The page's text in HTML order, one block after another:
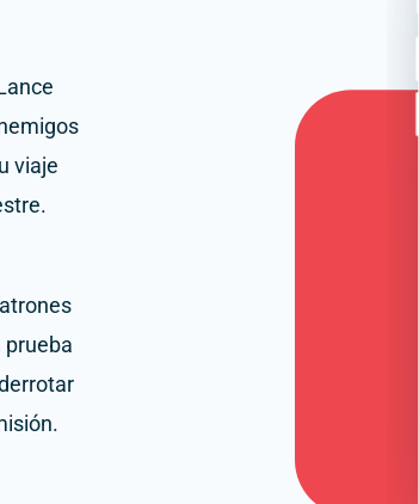
viaje
prueba